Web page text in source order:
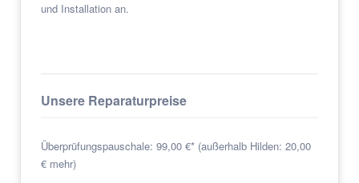
und Installation an.
Unsere Reparaturpreise
Überprüfungspauschale: 99,00 €* (außerhalb Hilden: 20,00
€ mehr)